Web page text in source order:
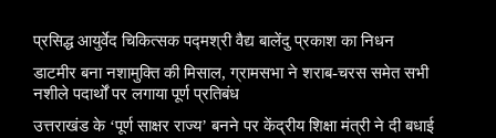
प्रसिद्ध आयुर्वेद चिकित्सक पद्मश्री वैद्य बालेंदु प्रकाश का निधन
डाटमीर बना नशामुक्ति की मिसाल, ग्रामसभा ने शराब-चरस समेत सभी
नशीले पदार्थों पर लगाया पूर्ण प्रतिबंध
उत्तराखंड के ‘पूर्ण साक्षर राज्य’ बनने पर केंद्रीय शिक्षा मंत्री ने दी बधाई